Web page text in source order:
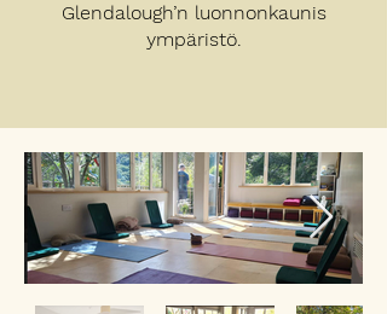
Glendalough’n luonnonkaunis
ympäristö.